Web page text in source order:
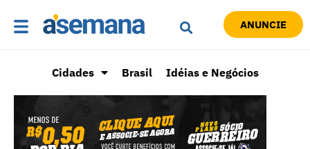
ANUNCIE
Cidades Brasil Idéias e Negócios